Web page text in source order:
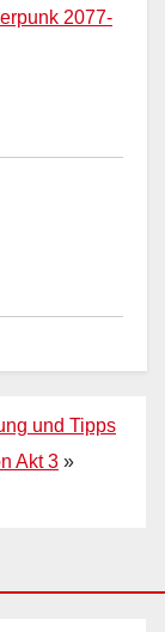
2077-
und Tipps
Akt 3 »